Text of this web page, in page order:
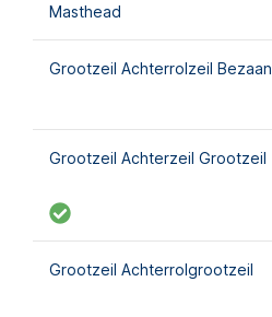
Masthead
Grootzeil Achterrolzeil Bezaan
Grootzeil Achterzeil Grootzeil
Grootzeil Achterrolgrootzeil